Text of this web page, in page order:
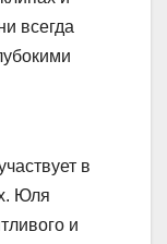
всегда
в
Юля
и